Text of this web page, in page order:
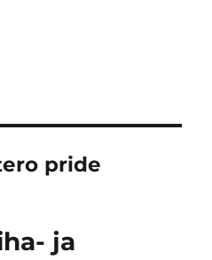
pride
ja